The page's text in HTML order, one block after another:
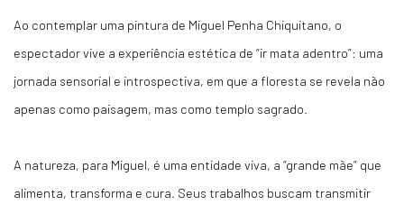
Ao contemplar uma pintura de Miguel Penha Chiquitano, o
espectador vive a experiência estética de “ir mata adentro”: uma
jornada sensorial e introspectiva, em que a floresta se revela não
apenas como paisagem, mas como templo sagrado.
A natureza, para Miguel, é uma entidade viva, a “grande mãe” que
alimenta, transforma e cura. Seus trabalhos buscam transmitir